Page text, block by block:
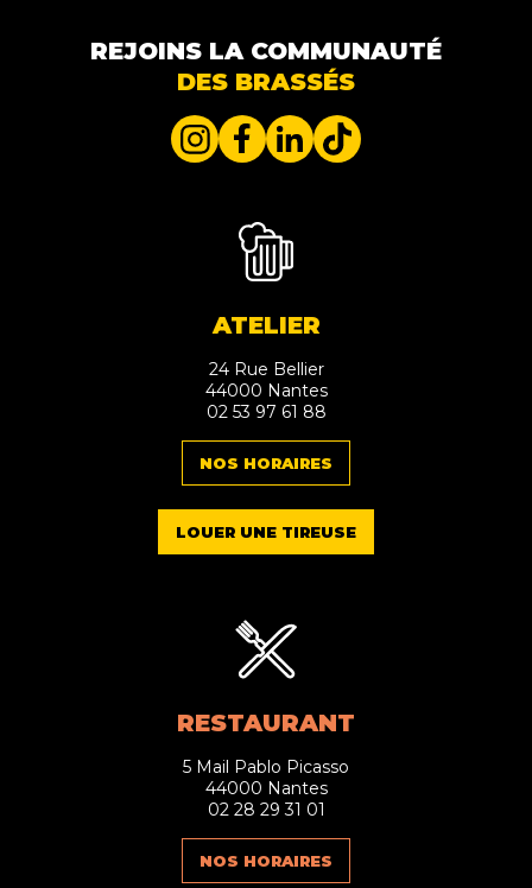
REJOINS LA COMMUNAUTÉ
DES BRASSÉS
ATELIER
24 Rue Bellier
44000 Nantes
02 53 97 61 88
NOS HORAIRES
LOUER UNE TIREUSE
RESTAURANT
5 Mail Pablo Picasso
44000 Nantes
02 28 29 31 01
NOS HORAIRES